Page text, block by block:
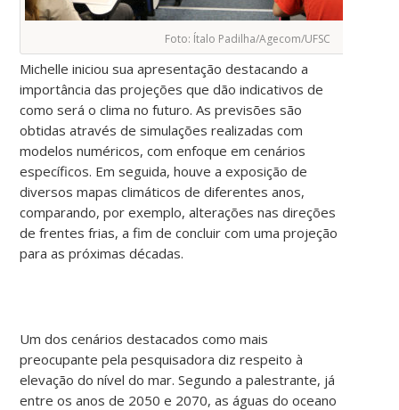
Foto: Ítalo Padilha/Agecom/UFSC
Michelle iniciou sua apresentação destacando a
importância das projeções que dão indicativos de
como será o clima no futuro. As previsões são
obtidas através de simulações realizadas com
modelos numéricos, com enfoque em cenários
específicos. Em seguida, houve a exposição de
diversos mapas climáticos de diferentes anos,
comparando, por exemplo, alterações nas direções
de frentes frias, a fim de concluir com uma projeção
para as próximas décadas.
Um dos cenários destacados como mais
preocupante pela pesquisadora diz respeito à
elevação do nível do mar. Segundo a palestrante, já
entre os anos de 2050 e 2070, as águas do oceano